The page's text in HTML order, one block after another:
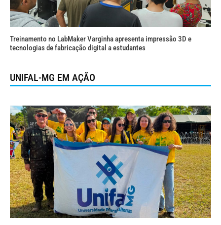
Treinamento no LabMaker Varginha apresenta impressão 3D e
tecnologias de fabricação digital a estudantes
UNIFAL-MG EM AÇÃO